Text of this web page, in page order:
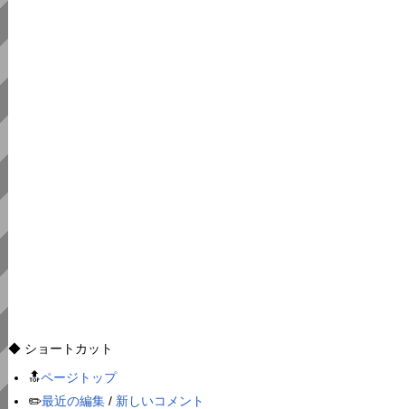
◆ ショートカット
🔝ページトップ
✏️最近の編集/ 新しいコメント